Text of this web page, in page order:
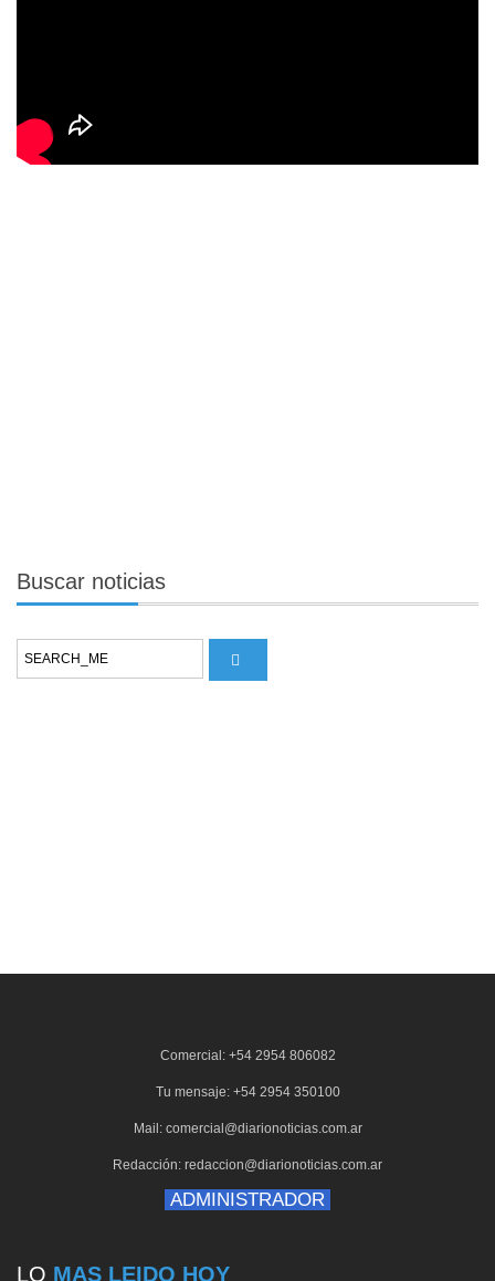
Buscar noticias
Comercial: +54 2954 806082
Tu mensaje: +54 2954 350100
Mail: comercial@diarionoticias.com.ar
Redacción: redaccion@diarionoticias.com.ar
ADMINISTRADOR
LO MAS LEIDO HOY